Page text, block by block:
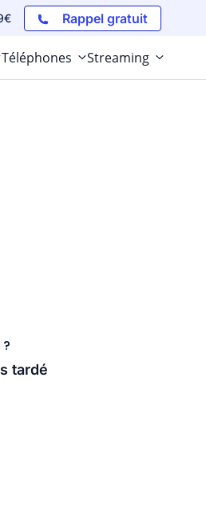
Rappel gratuit
Téléphones Streaming
tardé